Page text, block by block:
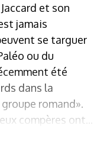
et son
jamais
se targuer
ou du
été
dans la
romand».
compères ont...